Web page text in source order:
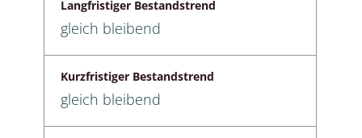
Langfristiger Bestandstrend
gleich bleibend
Kurzfristiger Bestandstrend
gleich bleibend